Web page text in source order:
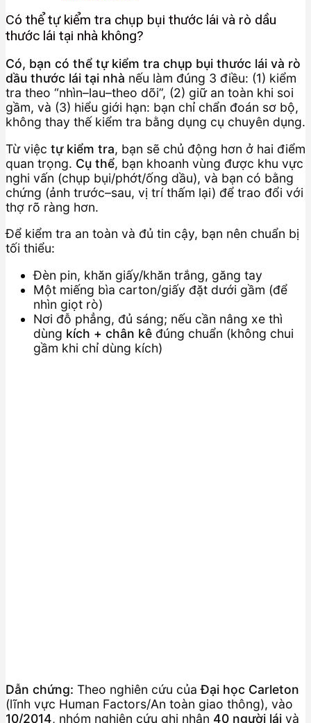
Có thể tự kiểm tra chụp bụi thước lái và rò dầu
thước lái tại nhà không?
Có, bạn có thể tự kiểm tra chụp bụi thước lái và rò
dầu thước lái tại nhà nếu làm đúng 3 điều: (1) kiểm
tra theo “nhìn–lau–theo dõi”, (2) giữ an toàn khi soi
gầm, và (3) hiểu giới hạn: bạn chỉ chẩn đoán sơ bộ,
không thay thế kiểm tra bằng dụng cụ chuyên dụng.
Từ việc tự kiểm tra, bạn sẽ chủ động hơn ở hai điểm
quan trọng. Cụ thể, bạn khoanh vùng được khu vực
nghi vấn (chụp bụi/phớt/ống dầu), và bạn có bằng
chứng (ảnh trước–sau, vị trí thấm lại) để trao đổi với
thợ rõ ràng hơn.
Để kiểm tra an toàn và đủ tin cậy, bạn nên chuẩn bị
tối thiểu:
Đèn pin, khăn giấy/khăn trắng, găng tay
Một miếng bìa carton/giấy đặt dưới gầm (để
nhìn giọt rò)
Nơi đỗ phẳng, đủ sáng; nếu cần nâng xe thì
dùng kích + chân kê đúng chuẩn (không chui
gầm khi chỉ dùng kích)
Dẫn chứng: Theo nghiên cứu củaĐại học Carleton
(lĩnh vực Human Factors/An toàn giao thông), vào
10/2014, nhóm nghiên cứu ghi nhận 40 người lái và